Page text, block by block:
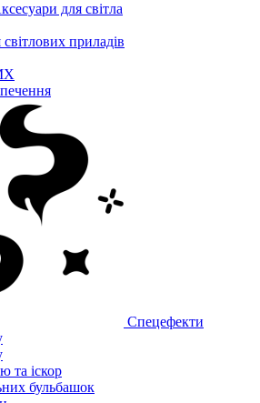
для світла
приладів
Спецефекти
та іскор
бульбашок